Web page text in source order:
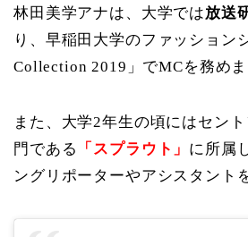
林田美学アナは、大学では放送
り、早稲田大学のファッション
Collection 2019」でMCを務めま
また、大学2年生の頃にはセン
門である
「スプラウト」 に所属
ングリポーターやアシスタント